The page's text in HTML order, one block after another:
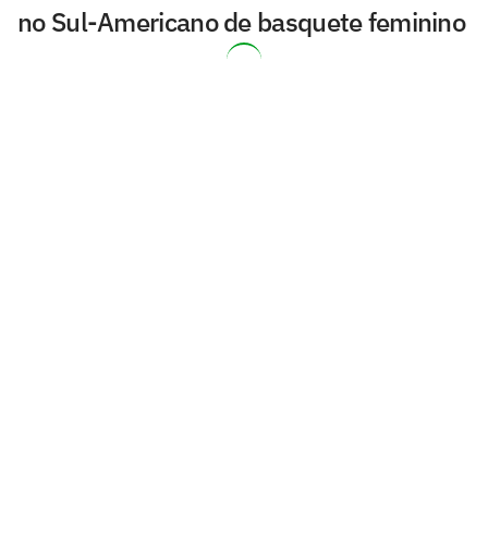
no Sul-Americano de basquete feminino